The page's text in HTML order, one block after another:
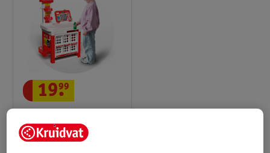
Jouets
54cm x 34cm x 76cm
19.
99